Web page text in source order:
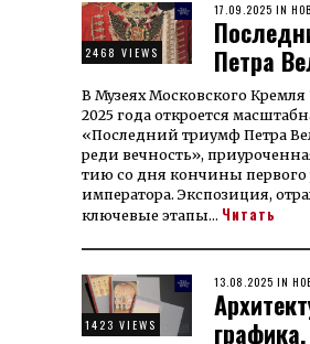
2468 VIEWS
POSTED
ON
17.09.2025 IN
Петра
В Му­зеях Мос­ков­ского Крем­ля
2025 го­да от­кроет­ся
«Послед­ний триумф Пет­ра
ре­ди веч­ность»,
тию со дня кон­чины пер­вого
им­пе­ра­то­ра. Экс­по­зи­ция,
клю­чевые этапы… Читать
1423 VIEWS
POSTED
ON
13.08.2025 IN
графика.